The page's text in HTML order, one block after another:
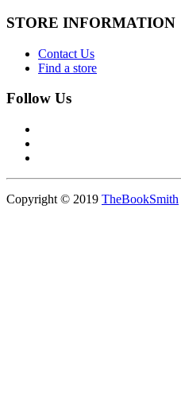
STORE INFORMATION
Contact Us
Find a store
Follow Us
Copyright © 2019 TheBookSmith